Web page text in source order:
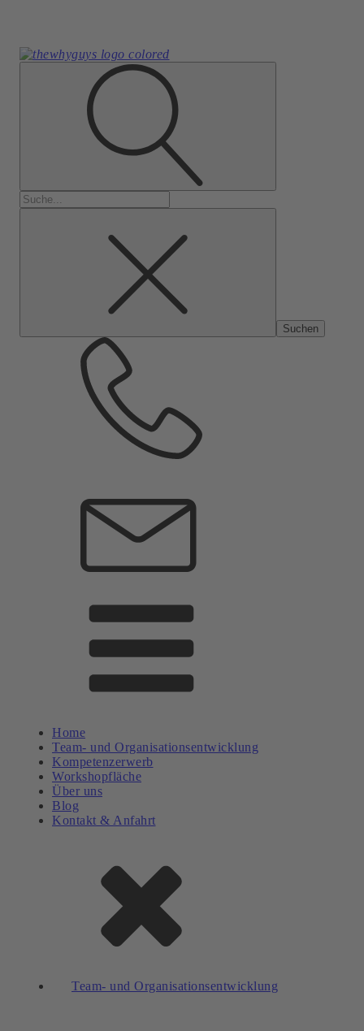
Suchen
nach:
Home
Team- und Organisationsentwicklung
Kompetenzerwerb
Workshopfläche
Über uns
Blog
Kontakt & Anfahrt
Team- und Organisationsentwicklung